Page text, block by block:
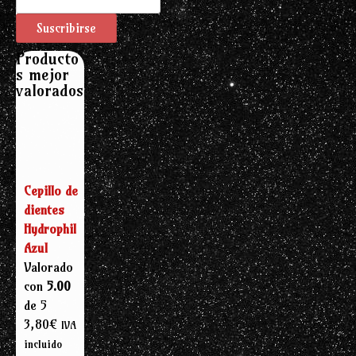
Producto
s mejor
valorados
Cepillo de
dientes
Hydrophil
Azul
Valorado
con 5.00
de 5
3,80€ IVA
incluido